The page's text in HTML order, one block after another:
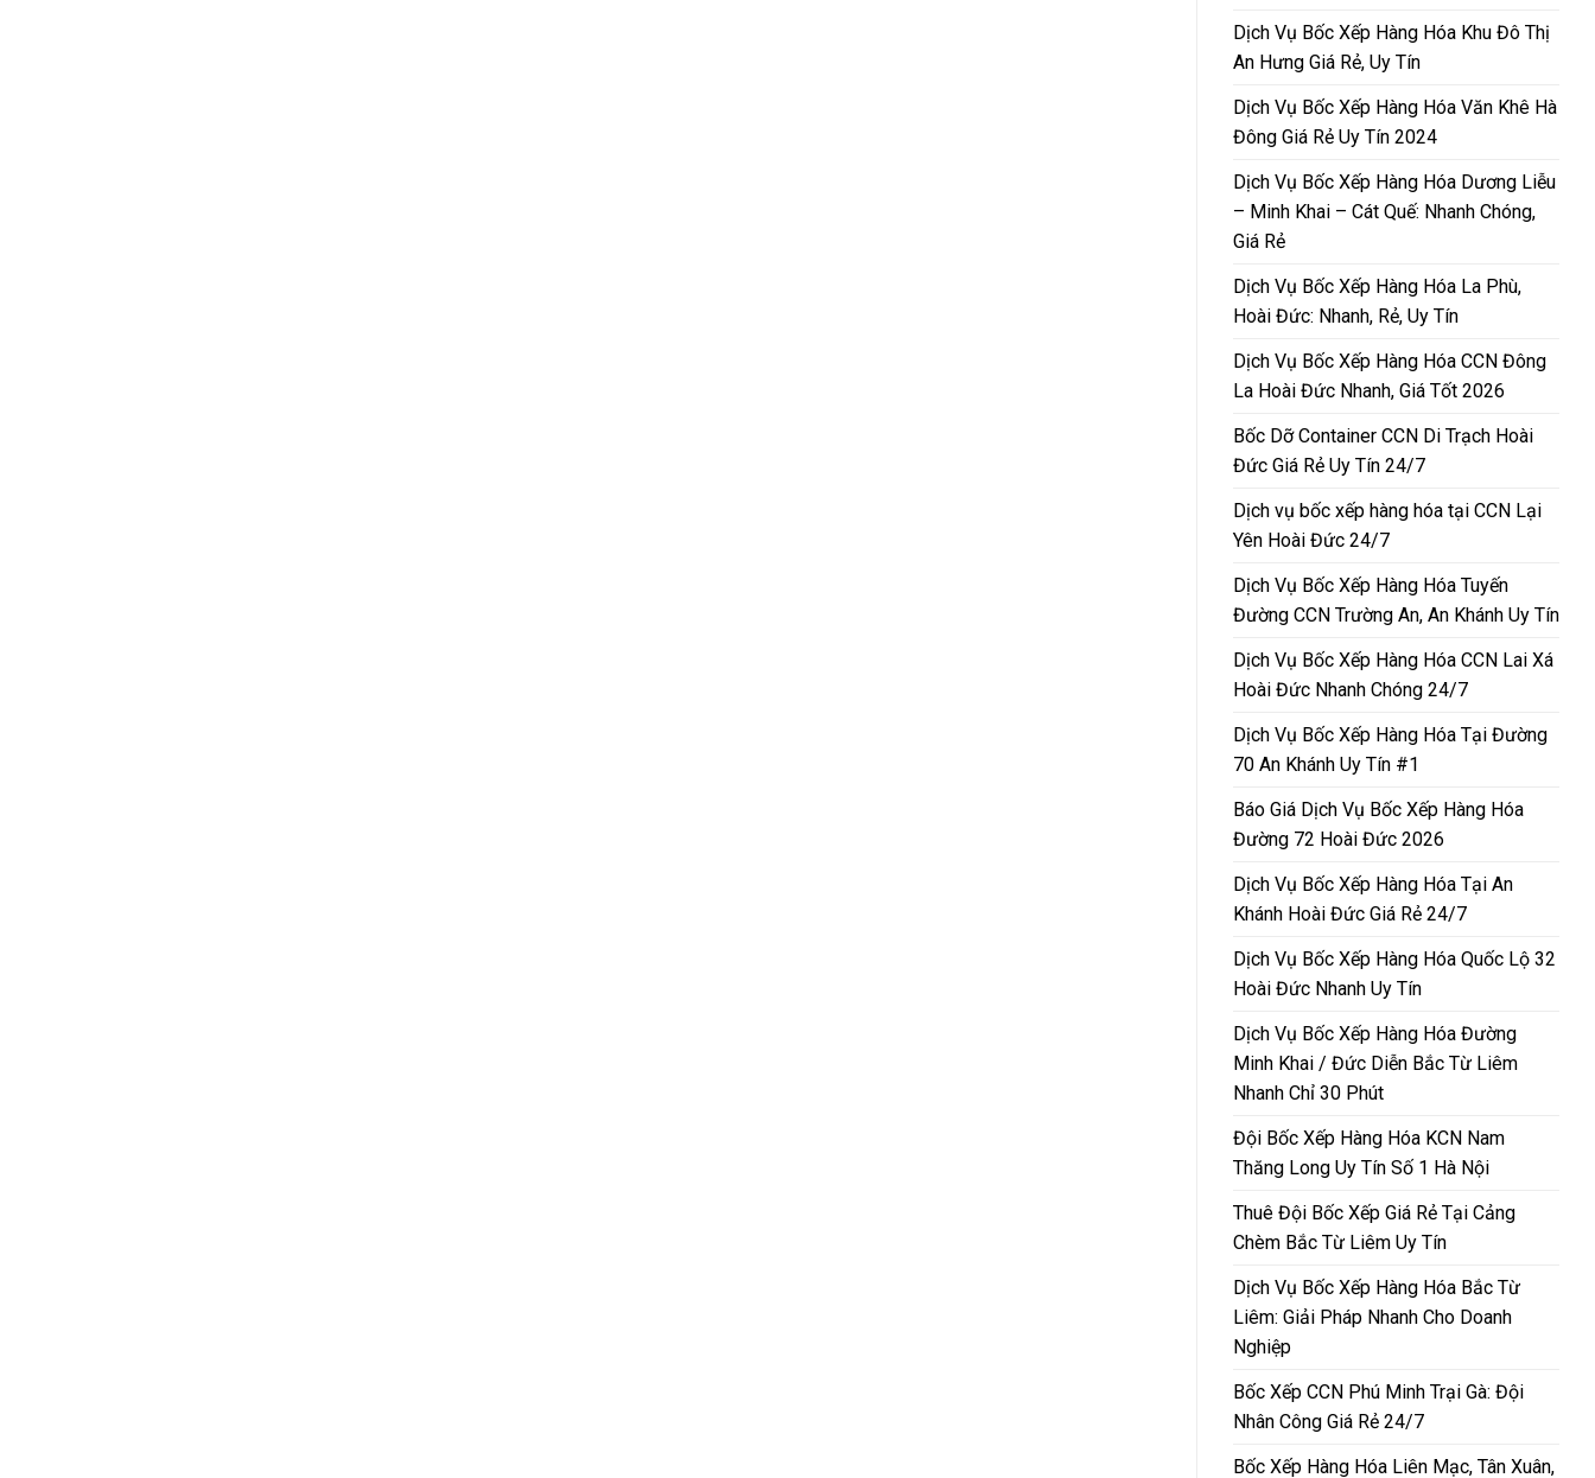
Dịch Vụ Bốc Xếp Hàng Hóa Khu Đô Thị
An Hưng Giá Rẻ, Uy Tín
Dịch Vụ Bốc Xếp Hàng Hóa Văn Khê Hà
Đông Giá Rẻ Uy Tín 2024
Dịch Vụ Bốc Xếp Hàng Hóa Dương Liễu
– Minh Khai – Cát Quế: Nhanh Chóng,
Giá Rẻ
Dịch Vụ Bốc Xếp Hàng Hóa La Phù,
Hoài Đức: Nhanh, Rẻ, Uy Tín
Dịch Vụ Bốc Xếp Hàng Hóa CCN Đông
La Hoài Đức Nhanh, Giá Tốt 2026
Bốc Dỡ Container CCN Di Trạch Hoài
Đức Giá Rẻ Uy Tín 24/7
Dịch vụ bốc xếp hàng hóa tại CCN Lại
Yên Hoài Đức 24/7
Dịch Vụ Bốc Xếp Hàng Hóa Tuyến
Đường CCN Trường An, An Khánh Uy Tín
Dịch Vụ Bốc Xếp Hàng Hóa CCN Lai Xá
Hoài Đức Nhanh Chóng 24/7
Dịch Vụ Bốc Xếp Hàng Hóa Tại Đường
70 An Khánh Uy Tín #1
Báo Giá Dịch Vụ Bốc Xếp Hàng Hóa
Đường 72 Hoài Đức 2026
Dịch Vụ Bốc Xếp Hàng Hóa Tại An
Khánh Hoài Đức Giá Rẻ 24/7
Dịch Vụ Bốc Xếp Hàng Hóa Quốc Lộ 32
Hoài Đức Nhanh Uy Tín
Dịch Vụ Bốc Xếp Hàng Hóa Đường
Minh Khai / Đức Diễn Bắc Từ Liêm
Nhanh Chỉ 30 Phút
Đội Bốc Xếp Hàng Hóa KCN Nam
Thăng Long Uy Tín Số 1 Hà Nội
Thuê Đội Bốc Xếp Giá Rẻ Tại Cảng
Chèm Bắc Từ Liêm Uy Tín
Dịch Vụ Bốc Xếp Hàng Hóa Bắc Từ
Liêm: Giải Pháp Nhanh Cho Doanh
Nghiệp
Bốc Xếp CCN Phú Minh Trại Gà: Đội
Nhân Công Giá Rẻ 24/7
Bốc Xếp Hàng Hóa Liên Mạc, Tân Xuân,